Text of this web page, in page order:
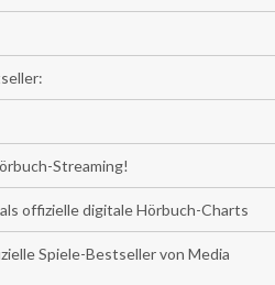
Streaming!
offizielle digitale Hörbuch-Charts
Spiele-Bestseller von Media